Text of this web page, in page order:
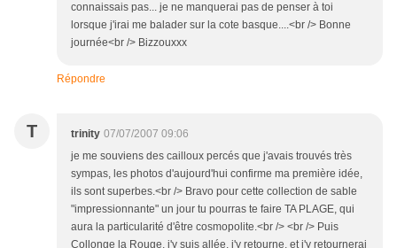
connaissais pas... je ne manquerai pas de penser à toi
lorsque j'irai me balader sur la cote basque....<br /> Bonne
journée<br /> Bizzouxxx
Répondre
T trinity 07/07/2007 09:06
je me souviens des cailloux percés que j'avais trouvés très
sympas, les photos d'aujourd'hui confirme ma première idée,
ils sont superbes.<br /> Bravo pour cette collection de sable
"impressionnante" un jour tu pourras te faire TA PLAGE, qui
aura la particularité d'être cosmopolite.<br /> <br /> Puis
Collonge la Rouge, j'y suis allée, j'y retourne, et j'y retournerai